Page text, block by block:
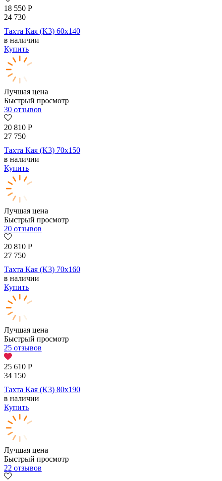
18 550 Р
24 730
Тахта Кая (K3) 60х140
в наличии
Купить
Лучшая цена
Быстрый просмотр
30 отзывов
20 810 Р
27 750
Тахта Кая (K3) 70х150
в наличии
Купить
Лучшая цена
Быстрый просмотр
20 отзывов
20 810 Р
27 750
Тахта Кая (K3) 70х160
в наличии
Купить
Лучшая цена
Быстрый просмотр
25 отзывов
25 610 Р
34 150
Тахта Кая (K3) 80х190
в наличии
Купить
Лучшая цена
Быстрый просмотр
22 отзывов